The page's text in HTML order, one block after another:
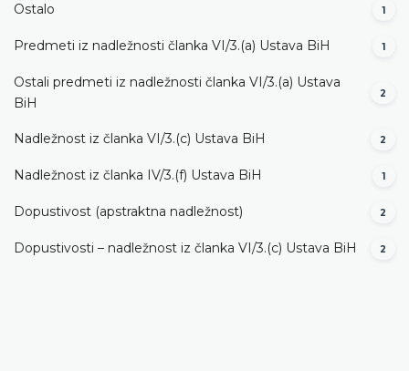
Ostalo 1
Predmeti iz nadležnosti članka VI/3.(a) Ustava BiH 1
Ostali predmeti iz nadležnosti članka VI/3.(a) Ustava
BiH
2
Nadležnost iz članka VI/3.(c) Ustava BiH 2
Nadležnost iz članka IV/3.(f) Ustava BiH 1
Dopustivost (apstraktna nadležnost) 2
Dopustivosti – nadležnost iz članka VI/3.(c) Ustava BiH 2